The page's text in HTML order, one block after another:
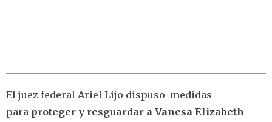
El juez federal Ariel Lijo dispuso medidas
para proteger y resguardar a Vanesa Elizabeth